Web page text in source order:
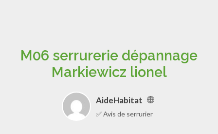
M06 serrurerie dépannage
Markiewicz lionel
AideHabitat
✅ Avis de serrurier